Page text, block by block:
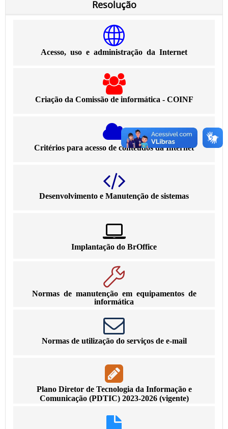
Resolução
Acesso, uso e administração da Internet
Criação da Comissão de informática - COINF
Critérios para acesso de conteúdos da Internet
Desenvolvimento e Manutenção de sistemas
Implantação do BrOffice
Normas de manutenção em equipamentos de
informática
Normas de utilização do serviços de e-mail
Plano Diretor de Tecnologia da Informação e
Comunicação (PDTIC) 2023-2026 (vigente)